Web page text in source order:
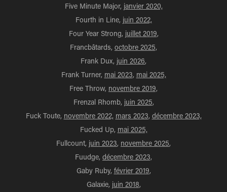
Five Minute Major, janvier 2020,
Fourth in Line, juin 2022,
Four Year Strong, juillet 2019,
Francbâtards, octobre 2025,
Frank Dux, juin 2026,
Frank Turner, mai 2023, mai 2025,
Free Throw, novembre 2019,
Frenzal Rhomb, juin 2025,
Fuck Toute, novembre 2022, mars 2023, décembre 2023,
Fucked Up, mai 2025,
Fullcount, juin 2023, novembre 2025,
Fuudge, décembre 2023,
Gaby Ruby, février 2019,
Galaxie, juin 2018,